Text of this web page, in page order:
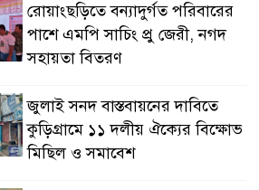
রোয়াংছড়িতে বন্যাদুর্গত পরিবারের
পাশে এমপি সাচিং প্রু জেরী, নগদ
সহায়তা বিতরণ
জুলাই সনদ বাস্তবায়নের দাবিতে
কুড়িগ্রামে ১১ দলীয় ঐক্যের বিক্ষোভ
মিছিল ও সমাবেশ